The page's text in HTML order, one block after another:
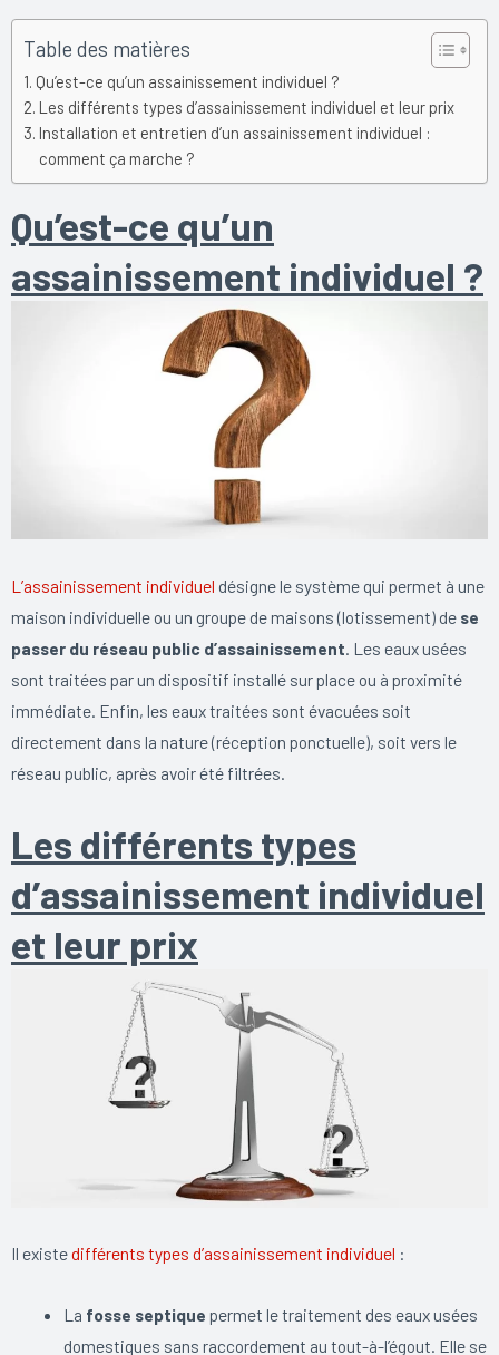
Table des matières
Qu’est-ce qu’un assainissement individuel ?
Les différents types d’assainissement individuel et leur prix
Installation et entretien d’un assainissement individuel :
comment ça marche ?
Qu’est-ce qu’un
assainissement individuel ?
L’assainissement individuel désigne le système qui permet à une
maison individuelle ou un groupe de maisons (lotissement) de se
passer du réseau public d’assainissement . Les eaux usées
sont traitées par un dispositif installé sur place ou à proximité
immédiate. Enfin, les eaux traitées sont évacuées soit
directement dans la nature (réception ponctuelle), soit vers le
réseau public, après avoir été filtrées.
Les différents types
d’assainissement individuel
et leur prix
Il existedifférents types d’assainissement individuel :
La fosse septique permet le traitement des eaux usées
domestiques sans raccordement au tout-à-l’égout. Elle se